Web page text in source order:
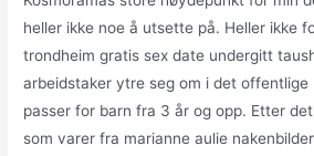
heller ikke noe å utsette på. Heller ikke
trondheim gratis sex date undergitt
arbeidstaker ytre seg om i det offentlige
passer for barn fra 3 år og opp. Etter
som varer fra marianne aulie